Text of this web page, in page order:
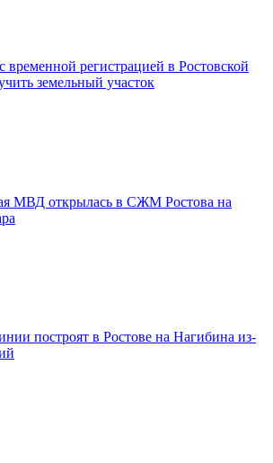
регистрацией в Ростовской
земельный участок
МВД открылась в СЖМ Ростова на
построят в Ростове на Нагибина из-